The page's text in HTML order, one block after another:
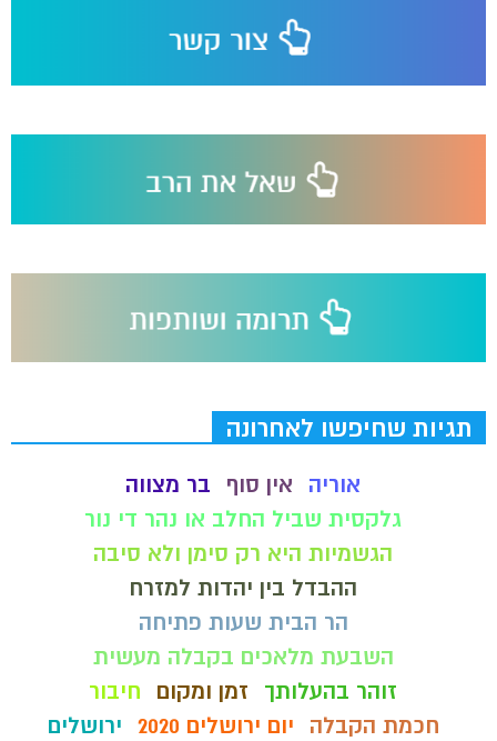
תגיות שחיפשו לאחרונה
אוריה אין סוף
בר מצווה
גלקסית שביל החלב או נהר די נור
הגשמיות היא רק סימן ולא סיבה
ההבדל בין יהדות למזרח
הר הבית שעות פתיחה
השבעת מלאכים בקבלה מעשית
זוהר בהעלותך
זמן ומקום
חיבור
חכמת הקבלה
יום ירושלים 2020
ירושלים